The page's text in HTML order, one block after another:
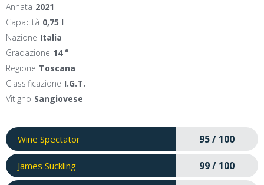
Annata 2021
Capacità 0,75 l
Nazione Italia
Gradazione 14 °
Regione Toscana
Classificazione I.G.T.
Vitigno Sangiovese
Wine Spectator 95 / 100
James Suckling 99 / 100